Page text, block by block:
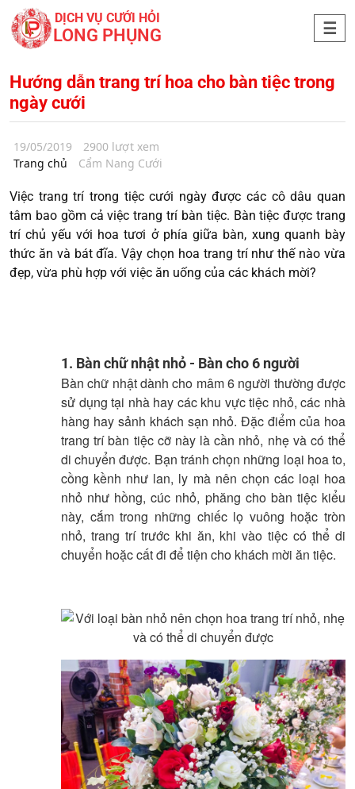
DỊCH VỤ CƯỚI HỎI
LONG PHỤNG
Hướng dẫn trang trí hoa cho bàn tiệc trong
ngày cưới
19/05/2019
2900 lượt xem
Trang chủ
Cẩm Nang Cưới
Việc trang trí trong tiệc cưới ngày được các cô dâu quan
tâm bao gồm cả việc trang trí bàn tiệc. Bàn tiệc được trang
trí chủ yếu với hoa tươi ở phía giữa bàn, xung quanh bày
thức ăn và bát đĩa. Vậy chọn hoa trang trí như thế nào vừa
đẹp, vừa phù hợp với việc ăn uống của các khách mời?
1. Bàn chữ nhật nhỏ - Bàn cho 6 người
Bàn chữ nhật dành cho mâm 6 người thường được
sử dụng tại nhà hay các khu vực tiệc nhỏ, các nhà
hàng hay sảnh khách sạn nhỏ. Đặc điểm của hoa
trang trí bàn tiệc cỡ này là cần nhỏ, nhẹ và có thể
di chuyển được. Bạn tránh chọn những loại hoa to,
cồng kềnh như lan, ly mà nên chọn các loại hoa
nhỏ như hồng, cúc nhỏ, phăng cho bàn tiệc kiểu
này, cắm trong những chiếc lọ vuông hoặc tròn
nhỏ, trang trí trước khi ăn, khi vào tiệc có thể di
chuyển hoặc cất đi để tiện cho khách mời ăn tiệc.